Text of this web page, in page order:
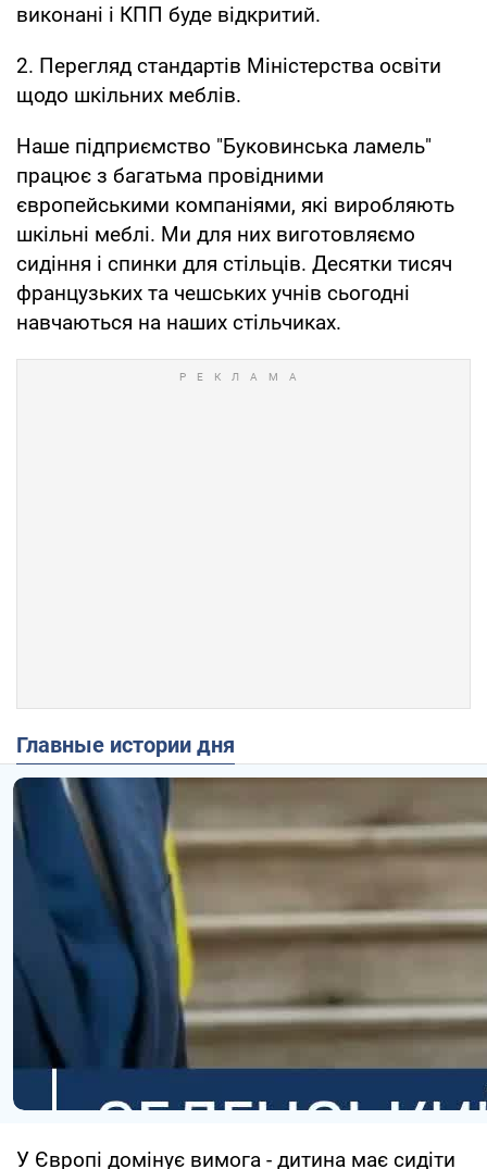
виконані і КПП буде відкритий.
2. Перегляд стандартів Міністерства освіти
щодо шкільних меблів.
Наше підприємство "Буковинська ламель"
працює з багатьма провідними
європейськими компаніями, які виробляють
шкільні меблі. Ми для них виготовляємо
сидіння і спинки для стільців. Десятки тисяч
французьких та чешських учнів сьогодні
навчаються на наших стільчиках.
Главные истории дня
У Європі домінує вимога - дитина має сидіти